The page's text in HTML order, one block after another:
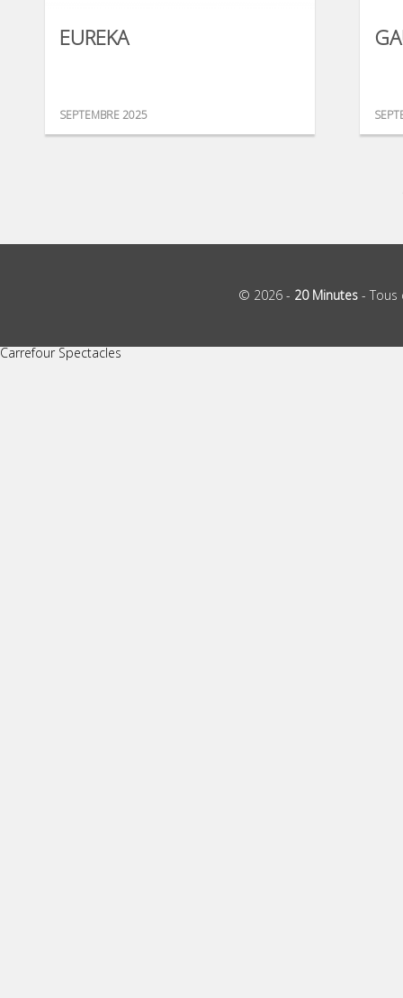
EUREKA
SEPTEMBRE 2025
© 2026 - 20 Minutes -
Carrefour Spectacles